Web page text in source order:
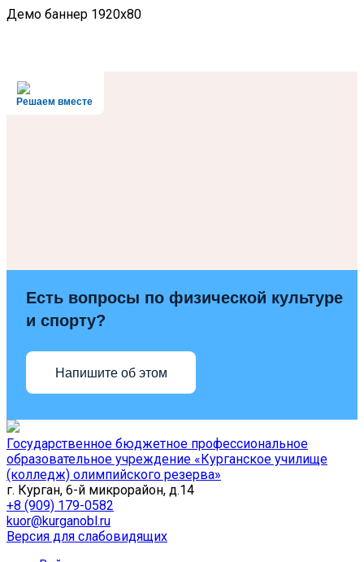
Демо баннер 1920x80
Решаем вместе
Есть вопросы по физической культуре
и спорту?
Напишите об этом
Государственное бюджетное профессиональное
образовательное учреждение «Курганское училище
(колледж) олимпийского резерва»
г. Курган, 6-й микрорайон, д.14
+8 (909) 179-0582
kuor@kurganobl.ru
Версия для слабовидящих